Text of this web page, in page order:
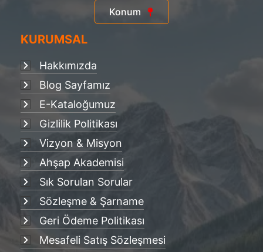
Konum
KURUMSAL
Hakkımızda
Blog Sayfamız
E-Kataloğumuz
Gizlilik Politikası
Vizyon & Misyon
Ahşap Akademisi
Sık Sorulan Sorular
Sözleşme & Şarname
Geri Ödeme Politikası
Mesafeli Satış Sözleşmesi